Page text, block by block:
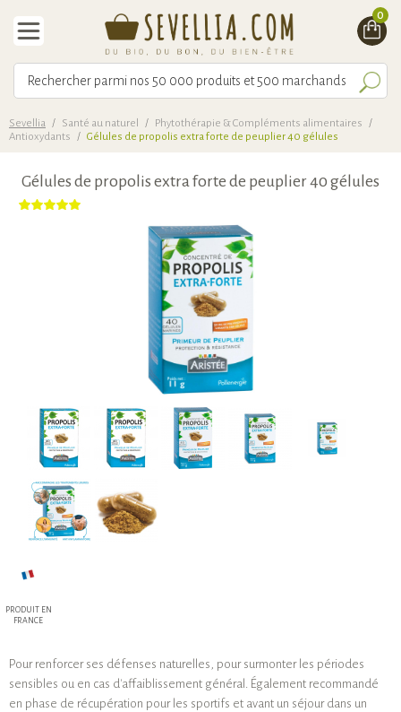
0
Sevellia / Santé au naturel / Phytothérapie & Compléments alimentaires
/
Antioxydants
/ Gélules de propolis extra forte de peuplier 40 gélules
Gélules de propolis extra forte de peuplier 40 gélules
PRODUIT EN
FRANCE
Pour renforcer ses défenses naturelles, pour surmonter les périodes
sensibles ou en cas d'affaiblissement général. Également recommandé
en phase de récupération pour les sportifs et avant un séjour dans un